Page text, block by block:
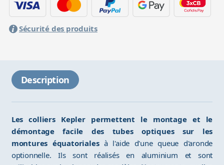
Sécurité des produits
Description
Les colliers Kepler permettent le montage et le
démontage facile des tubes optiques sur les
montures équatorialesà l'aide d'une queue d'aronde
optionnelle. Ils sont réalisés en aluminium et sont